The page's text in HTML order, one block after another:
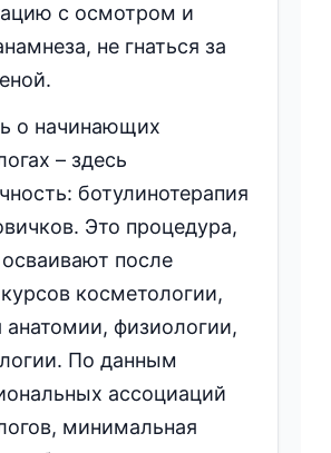
с осмотром и
не гнаться за
о начинающих
– здесь
ботулинотерапия
Это процедура,
после
косметологии,
анатомии, физиологии,
По данным
ассоциаций
минимальная